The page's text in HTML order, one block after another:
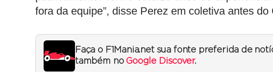
fora da equipe”, disse Perez em coletiva antes do
Faça o F1Mania.net sua fonte preferida de
também no Google Discover.